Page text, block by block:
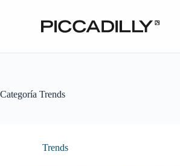
Categoría Trends
Trends